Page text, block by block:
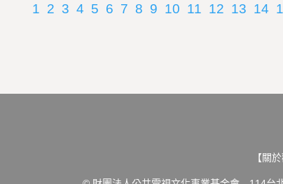
1 2 3 4 5 6 7 8 9 10 11 12 13 14
【關